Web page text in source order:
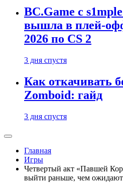
BC.Game с
вышла в плей-
2026 по CS 2
3 дня спустя
Как откачивать
Zomboid: гайд
3 дня спустя
Главная
Игры
Четвертый акт «Павшей
выйти раньше, чем